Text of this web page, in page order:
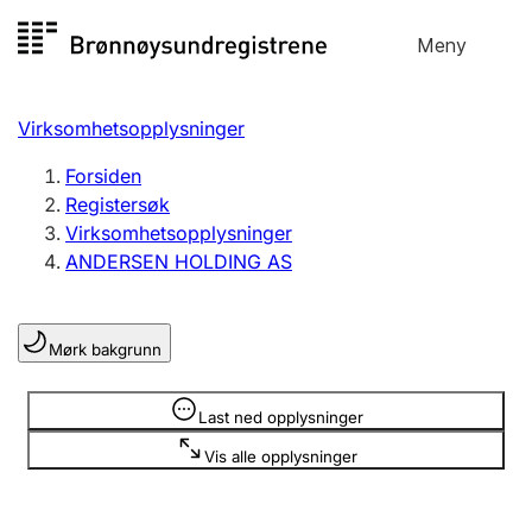
til
Meny
Registersøk
Aksjeselskap
Enkeltpersonforetak
Registrere, endre, slette
Lag og forening
Registrere, endre, slette
Virksomhetsopplysninger
Forsiden
Registersøk
Virksomhetsopplysninger
ANDERSEN HOLDING AS
Mørk bakgrunn
Last ned opplysninger
Vis alle opplysninger
Opplysninger er skjult